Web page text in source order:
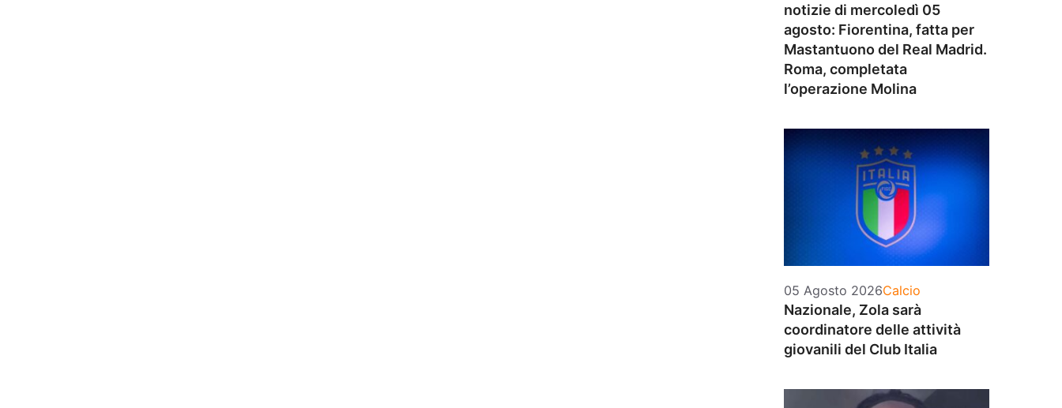
notizie di mercoledì 05
agosto: Fiorentina, fatta per
Mastantuono del Real Madrid.
Roma, completata
l’operazione Molina
05 Agosto 2026Categorie
Calcio
Nazionale, Zola sarà
coordinatore delle attività
giovanili del Club Italia